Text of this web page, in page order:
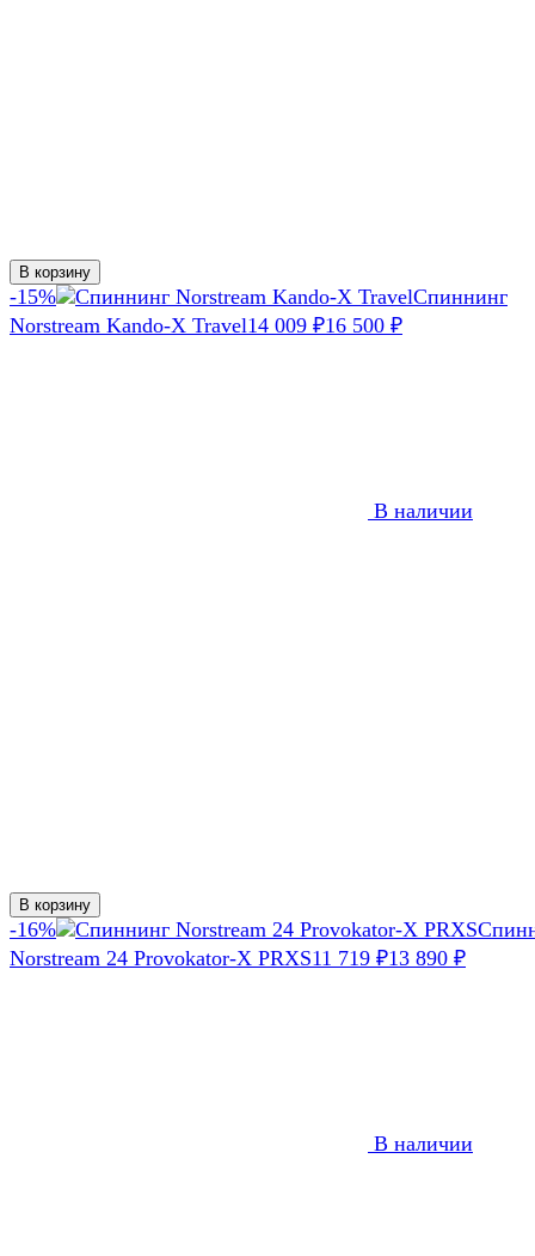
В корзину
-15%
Спиннинг
Norstream Kando-X Travel14 009 ₽16 500 ₽
В наличии
В корзину
-16%
Norstream 24 Provokator-X PRXS11 719 ₽13 890 ₽
В наличии